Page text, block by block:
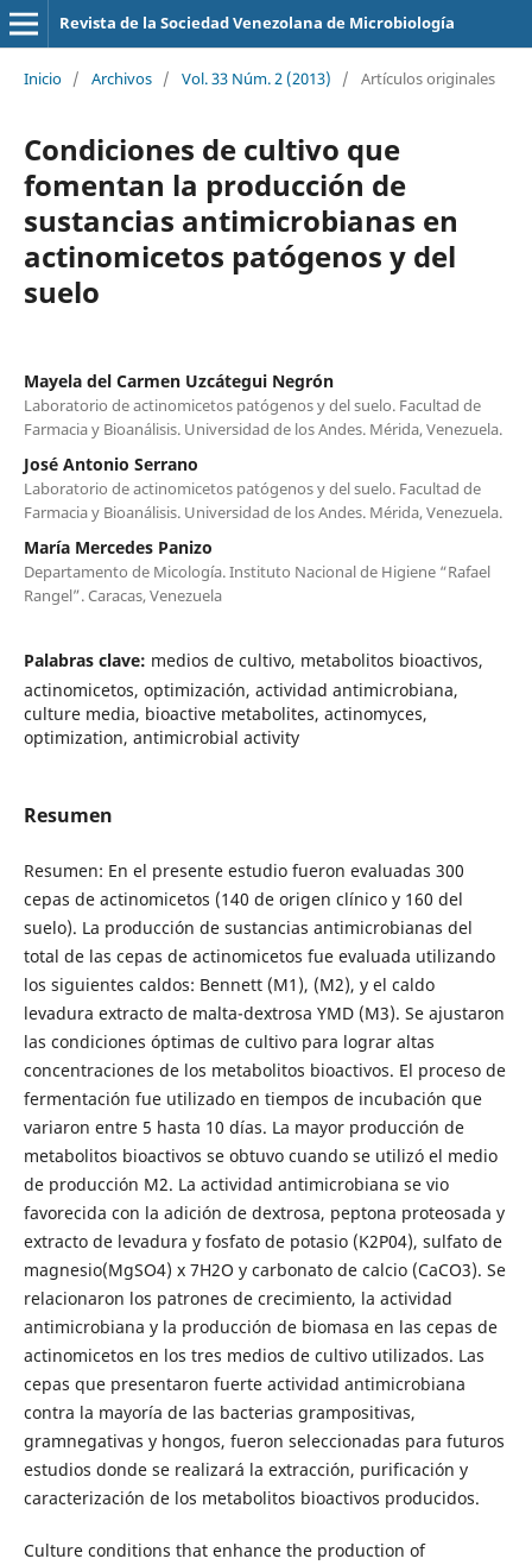
Revista de la Sociedad Venezolana de Microbiología
Inicio / Archivos / Vol. 33 Núm. 2 (2013) / Artículos originales
Condiciones de cultivo que
fomentan la producción de
sustancias antimicrobianas en
actinomicetos patógenos y del
suelo
Mayela del Carmen Uzcátegui Negrón
Laboratorio de actinomicetos patógenos y del suelo. Facultad de
Farmacia y Bioanálisis. Universidad de los Andes. Mérida, Venezuela.
José Antonio Serrano
Laboratorio de actinomicetos patógenos y del suelo. Facultad de
Farmacia y Bioanálisis. Universidad de los Andes. Mérida, Venezuela.
María Mercedes Panizo
Departamento de Micología. Instituto Nacional de Higiene “Rafael
Rangel”. Caracas, Venezuela
Palabras clave: medios de cultivo, metabolitos bioactivos,
actinomicetos, optimización, actividad antimicrobiana,
culture media, bioactive metabolites, actinomyces,
optimization, antimicrobial activity
Resumen
Resumen: En el presente estudio fueron evaluadas 300
cepas de actinomicetos (140 de origen clínico y 160 del
suelo). La producción de sustancias antimicrobianas del
total de las cepas de actinomicetos fue evaluada utilizando
los siguientes caldos: Bennett (M1), (M2), y el caldo
levadura extracto de malta-dextrosa YMD (M3). Se ajustaron
las condiciones óptimas de cultivo para lograr altas
concentraciones de los metabolitos bioactivos. El proceso de
fermentación fue utilizado en tiempos de incubación que
variaron entre 5 hasta 10 días. La mayor producción de
metabolitos bioactivos se obtuvo cuando se utilizó el medio
de producción M2. La actividad antimicrobiana se vio
favorecida con la adición de dextrosa, peptona proteosada y
extracto de levadura y fosfato de potasio (K2P04), sulfato de
magnesio(MgSO4) x 7H2O y carbonato de calcio (CaCO3). Se
relacionaron los patrones de crecimiento, la actividad
antimicrobiana y la producción de biomasa en las cepas de
actinomicetos en los tres medios de cultivo utilizados. Las
cepas que presentaron fuerte actividad antimicrobiana
contra la mayoría de las bacterias grampositivas,
gramnegativas y hongos, fueron seleccionadas para futuros
estudios donde se realizará la extracción, purificación y
caracterización de los metabolitos bioactivos producidos.
Culture conditions that enhance the production of